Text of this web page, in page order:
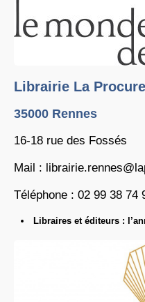
Librairie La
35000 Rennes
16-18 rue des Fossés
Mail :
Téléphone : 02 99 38 74
Libraires et éditeurs :